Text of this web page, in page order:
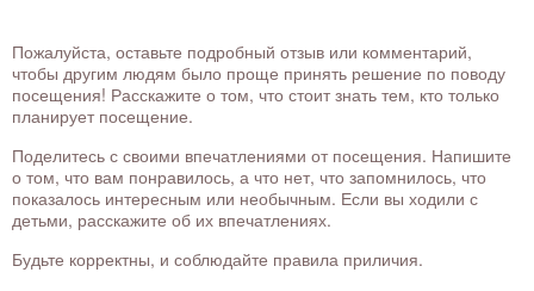
Пожалуйста, оставьте подробный отзыв или комментарий,
чтобы другим людям было проще принять решение по поводу
посещения! Расскажите о том, что стоит знать тем, кто только
планирует посещение.
Поделитесь с своими впечатлениями от посещения. Напишите
о том, что вам понравилось, а что нет, что запомнилось, что
показалось интересным или необычным. Если вы ходили с
детьми, расскажите об их впечатлениях.
Будьте корректны, и соблюдайте правила приличия.